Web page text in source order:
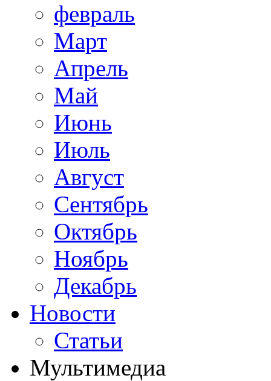
февраль
Март
Апрель
Май
Июнь
Июль
Август
Сентябрь
Октябрь
Ноябрь
Декабрь
Новости
Статьи
Мультимедиа